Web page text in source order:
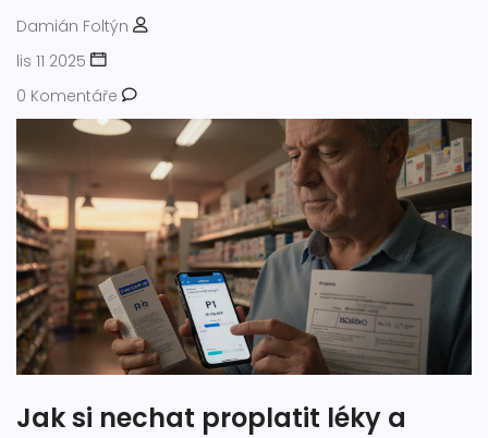
Damián Foltýn
lis 11 2025
0 Komentáře
Jak si nechat proplatit léky a